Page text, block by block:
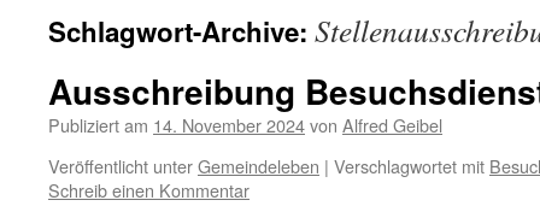
Schlagwort-Archive:
Ausschreibung
Publiziert am 14. November 2024von Alfred Geibel
Veröffentlicht unterGemeindeleben | Verschlagwortet mit
Schreib einen Kommentar